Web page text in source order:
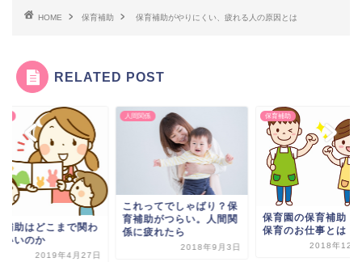
HOME 保育補助 保育補助がやりにくい、疲れる人の原因とは
RELATED POST
補助はどこまで関わ
いいのか
2019年4月27日
人間関係
これってでしゃばり？保
育補助がつらい。人間関
係に疲れたら
2018年9月3日
保育補助
保育園の保育補助
保育のお仕事とは
2018年12月